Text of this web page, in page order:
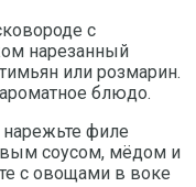
с
нарезанный
или розмарин.
блюдо.
нарежьте филе
соусом, мёдом и
с овощами в воке